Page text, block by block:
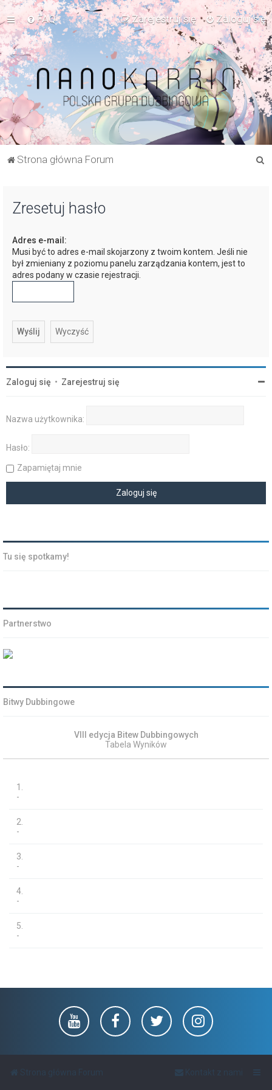
FAQ Zaloguj się
Zarejestruj się
Strona główna Forum
Zresetuj hasło
Adres e-mail:
Musi być to adres e-mail skojarzony z twoim kontem. Jeśli nie
był zmieniany z poziomu panelu zarządzania kontem, jest to
adres podany w czasie rejestracji.
Zaloguj się • Zarejestruj się
Nazwa użytkownika:
Hasło:
Zapamiętaj mnie
Tu się spotkamy!
Partnerstwo
Bitwy Dubbingowe
VIII edycja Bitew Dubbingowych
Tabela Wyników
1.
-
2.
-
3.
-
4.
-
5.
-
Strona główna Forum